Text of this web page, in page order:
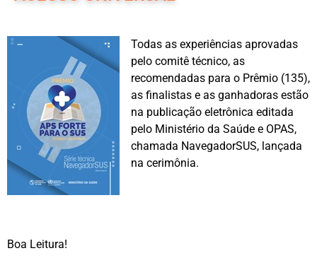
Todas as experiências aprovadas
pelo comitê técnico, as
recomendadas para o Prêmio (135),
as finalistas e as ganhadoras estão
na publicação eletrônica editada
pelo Ministério da Saúde e OPAS,
chamada NavegadorSUS, lançada
na cerimônia.
Boa Leitura!